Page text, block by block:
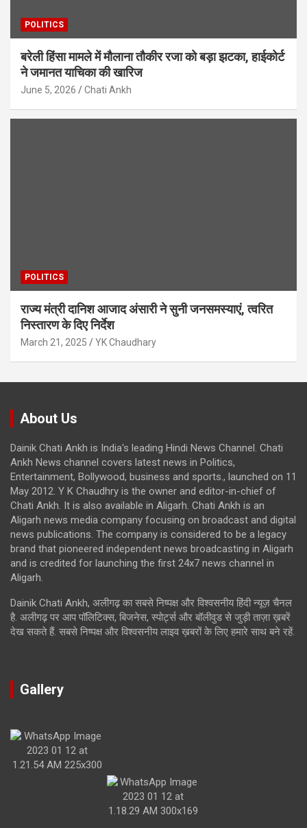
POLITICS
बरेली हिंसा मामले में मौलाना तौकीर रजा को बड़ा झटका, हाईकोर्ट
ने जमानत याचिका की खारिज
June 5, 2026 Chati Ankh
POLITICS
राज्य मंत्री दानिश आजाद अंसारी ने सुनी जनसमस्याएं, त्वरित
निस्तारण के दिए निर्देश
March 21, 2025 YK Chaudhary
About Us
Dainik Chati Ankh is India's leading Hindi News Channel. Chati
Ankh News channel covers latest news in Politics,
Entertainment, Bollywood, business and sports., launched on 11
May 2012. Y K Chaudhry is the owner and editor-in-chief of
Chati Ankh. It is also available in Aligarh. Chati Ankh is an
Aligarh news media company focusing on broadcast and digital
news publications. The company is considered to be a legacy
brand that pioneered independent news broadcasting in Aligarh
and is credited for launching the first 24x7 news channel in
Aligarh.
Dainik Chati Ankh, अलीगढ़ का सबसे निष्पक्ष और विश्वसनीय हिंदी न्यूज़ चैनल
है. अलीगढ़ पर आप पॉलिटिक्स, बिजनेस, स्पोर्ट्स और बॉलीवुड से जुड़ी ताज़ा ख़बरें
देख सकते हैं. सबसे निष्पक्ष और विश्वसनीय लाइव ख़बरों के लिए हमारे साथ बने रहें.
Gallery